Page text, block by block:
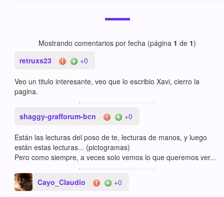
Mostrando comentarios por fecha (página 1 de 1)
retruxs23
+0
Veo un titulo interesante, veo que lo escribio Xavi, cierro la
pagina.
shaggy-grafforum-bcn +0
Están las lecturas del poso de te, lecturas de manos, y luego
están estas lecturas... (pictogramas)
Pero como siempre, a veces solo vemos lo que queremos ver...
Cayo_Claudio +0